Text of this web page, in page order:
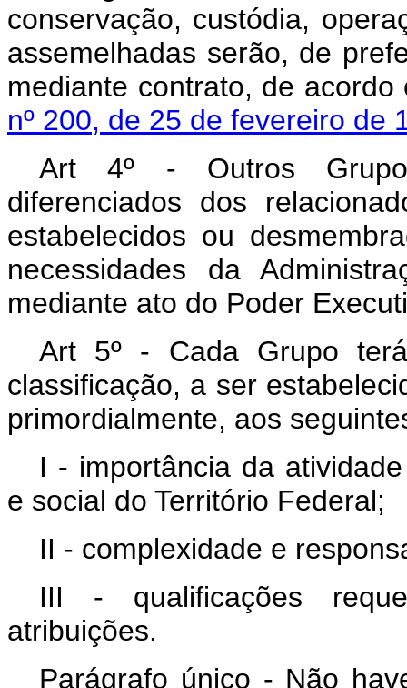
conservação, custódia,
assemelhadas serão, de
mediante contrato, de
nº 200, de 25 de fevereiro de
Art 4º - Outros
diferenciados dos
estabelecidos ou
necessidades da
mediante ato do Poder
Art 5º - Cada Grupo
classificação, a ser
primordialmente, aos
I - importância da
e social do Território Federal;
II - complexidade e
III - qualificações
atribuições.
Parágrafo único - Não